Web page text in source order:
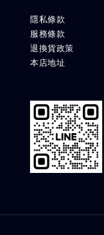
隱私條款
服務條款
退換貨政策
本店地址